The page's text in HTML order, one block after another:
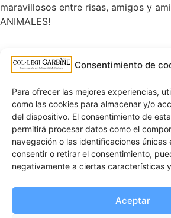
Consentimiento de
Para ofrecer las mejores experiencias,
como las cookies para almacenar y/o
del dispositivo. El consentimiento de
permitirá procesar datos como el
navegación o las identificaciones únicas
consentir o retirar el consentimiento,
negativamente a ciertas características
Aceptar
maravillosos entre risas, amigos y
ANIMALES!
Altres notícies
ESCUELA DE VERANO 25-26
25 de junio de 2026
¡BUENAS VACACIONES DE
25 de junio de 2026
FIESTA FINAL DEL ÚLTIMO DÍA
25 de junio de 2026
JUGAMOS A HACER LA MONA
7 de abril de 2026
SALIDA CULTURAL DE 1º Y 2º A
7 de abril de 2026